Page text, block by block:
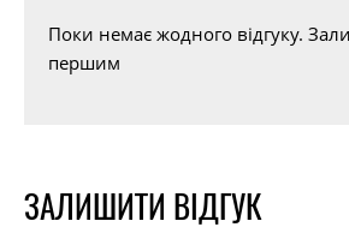
Поки немає жодного відгуку.
першим
ЗАЛИШИТИ ВІДГУК